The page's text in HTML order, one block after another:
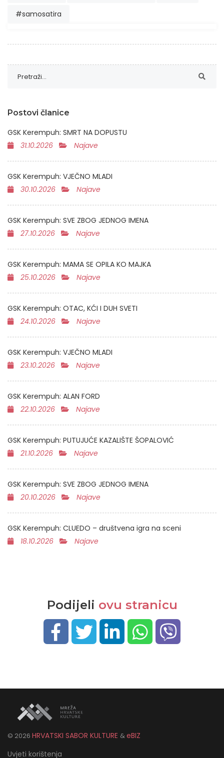
#samosatira
Postovi članice
GSK Kerempuh: SMRT NA DOPUSTU
31.10.2026
Najave
GSK Kerempuh: VJEČNO MLADI
30.10.2026
Najave
GSK Kerempuh: SVE ZBOG JEDNOG IMENA
27.10.2026
Najave
GSK Kerempuh: MAMA SE OPILA KO MAJKA
25.10.2026
Najave
GSK Kerempuh: OTAC, KĆI I DUH SVETI
24.10.2026
Najave
GSK Kerempuh: VJEČNO MLADI
23.10.2026
Najave
GSK Kerempuh: ALAN FORD
22.10.2026
Najave
GSK Kerempuh: PUTUJUĆE KAZALIŠTE ŠOPALOVIĆ
21.10.2026
Najave
GSK Kerempuh: SVE ZBOG JEDNOG IMENA
20.10.2026
Najave
GSK Kerempuh: CLUEDO – društvena igra na sceni
18.10.2026
Najave
Podijeli ovu stranicu
© 2026 HRVATSKI SABOR KULTURE &eBIZ
Uvjeti korištenja